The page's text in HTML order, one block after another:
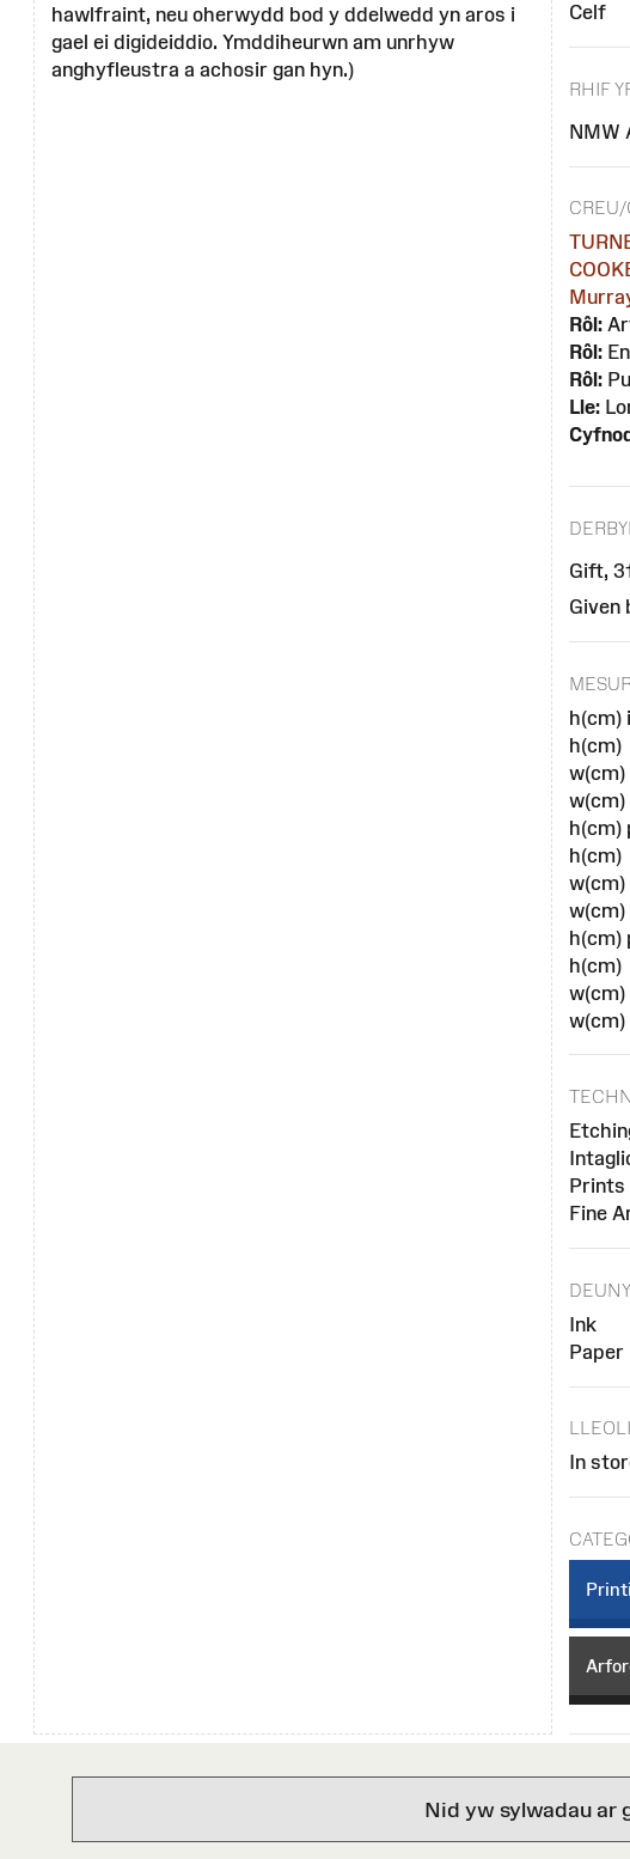
hawlfraint, neu oherwydd bod y ddelwedd yn aros i
gael ei digideiddio. Ymddiheurwn am unrhyw
anghyfleustra a achosir gan hyn.)
Celf
RHIF
NMW
CREU/
Rôl:
Rôl:
Rôl:
Lle:
Gift,
Given
h(cm)
h(cm)
w(cm)
w(cm)
h(cm)
h(cm)
w(cm)
w(cm)
h(cm)
h(cm)
w(cm)
Prints
Fine
Ink
Paper
In
Nid yw sylwadau ar